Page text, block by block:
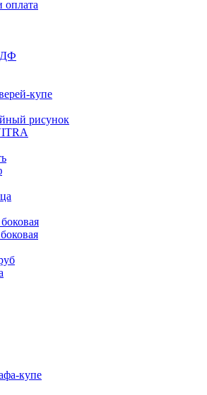
оплата
купе
рисунок
купе